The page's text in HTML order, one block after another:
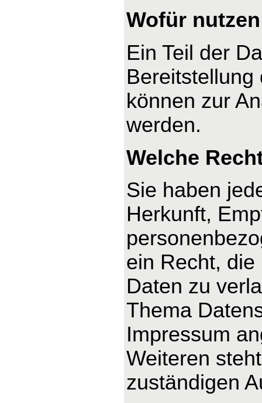
Wofür
Ein Teil der
können zur
werden.
Welche
Sie haben
Herkunft,
ein Recht,
Daten zu
Thema
Impressum
Weiteren
zuständigen